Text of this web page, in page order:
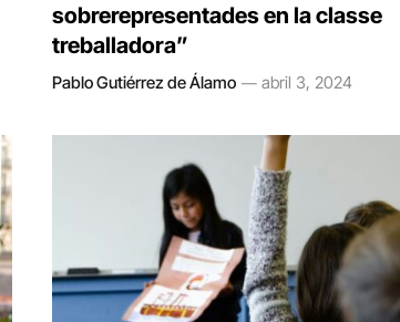
sobrerepresentades en la classe
treballadora”
Pablo Gutiérrez de Álamo abril 3, 2024